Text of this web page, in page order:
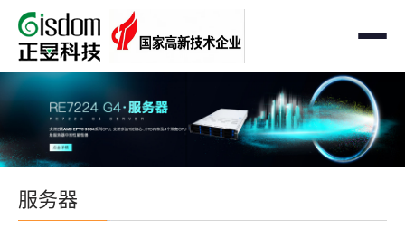
首页
工作站
AMD企业级工作站
Intel 企业级工作站
服务器
通用服务器
存储
服务器